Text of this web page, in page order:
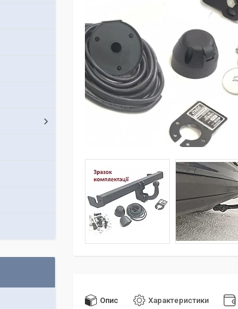
Опис Характеристики